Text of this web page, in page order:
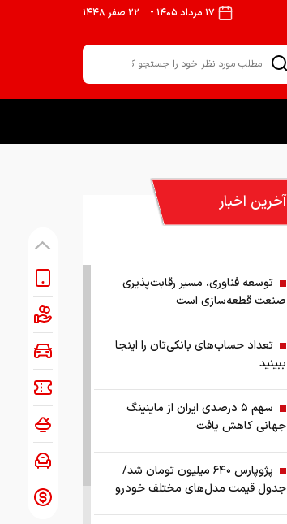
۱۷ مرداد ۱۴۰۵ - ۲۲ صفر ۱۴۴۸
آخرین اخبار
توسعه فناوری، مسیر رقابت‌پذیری
صنعت قطعه‌سازی است
تعداد حساب‌های بانکی‌تان را اینجا
ببینید
سهم ۵ درصدی ایران از ماینینگ
جهانی کاهش یافت
پژوپارس ۶۴۰ میلیون تومان شد/
جدول قیمت مدل‌های مختلف خودرو